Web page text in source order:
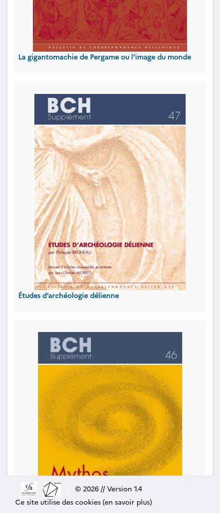
La gigantomachie de Pergame ou l’image du monde
Études d’archéologie délienne
© 2026 // Version 1.4
Ce site utilise des cookies (en savoir plus)